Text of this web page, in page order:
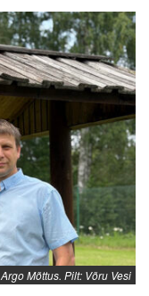
Argo Mõttus. Pilt: Võru Vesi